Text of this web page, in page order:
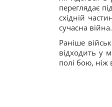
переглядає
східній
сучасна війна.
Раніше
відходить у
полі бою, ніж